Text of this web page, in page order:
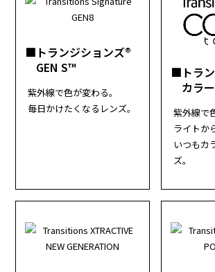
■トランジションズ®
GEN S™
紫外線で色が変わる。
毎日かけたくなるレンズ。
■トラ
カラ
紫外線で
ライトか
いつもカ
ズ。